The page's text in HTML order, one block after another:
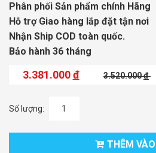
Phân phối Sản phẩm chính Hãng
Hỗ trợ Giao hàng lắp đặt tận nơi
Nhận Ship COD toàn quốc.
Bảo hành 36 tháng
3.381.000đ 3.520.000đ
Số lượng:
THÊM